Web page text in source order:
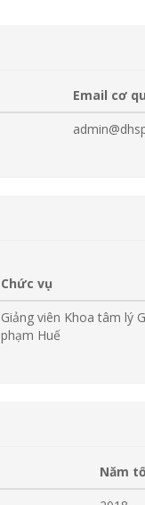
Email cơ
Chức vụ
Giảng viên Khoa tâm lý
phạm Huế
Năm